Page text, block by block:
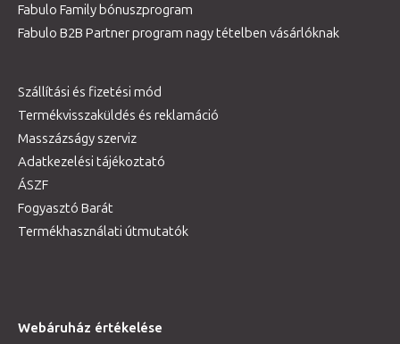
Fabulo Family bónuszprogram
Fabulo B2B Partner program nagy tételben vásárlóknak
Szállítási és fizetési mód
Termékvisszaküldés és reklamáció
Masszázságy szerviz
Adatkezelési tájékoztató
ÁSZF
Fogyasztó Barát
Termékhasználati útmutatók
Webáruház értékelése